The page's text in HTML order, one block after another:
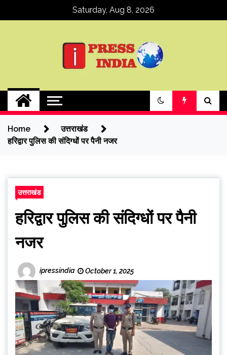
Saturday, Aug 8, 2026
ipressindia
Home
उत्तराखंड
हरिद्वार पुलिस की संदिग्धों पर पैनी नजर
उत्तराखंड
हरिद्वार पुलिस की संदिग्धों पर पैनी
नजर
ipressindia October 1, 2025